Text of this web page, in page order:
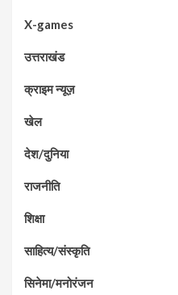
X-games
उत्तराखंड
क्राइम न्यूज़
खेल
देश/दुनिया
राजनीति
शिक्षा
साहित्य/संस्कृति
सिनेमा/मनोरंजन